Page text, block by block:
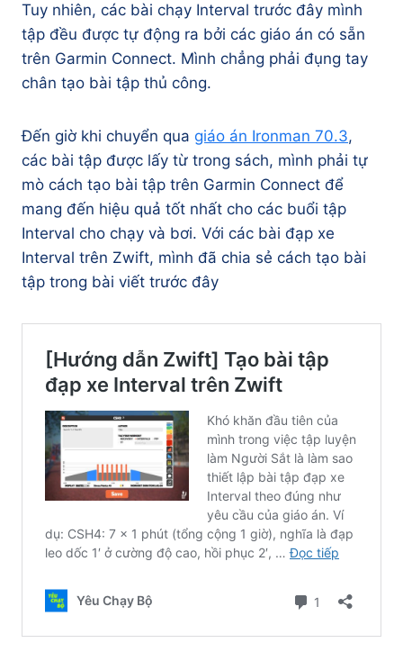
Tuy nhiên, các bài chạy Interval trước đây mình
tập đều được tự động ra bởi các giáo án có sẵn
trên Garmin Connect. Mình chẳng phải đụng tay
chân tạo bài tập thủ công.
Đến giờ khi chuyển qua giáo án Ironman 70.3,
các bài tập được lấy từ trong sách, mình phải tự
mò cách tạo bài tập trên Garmin Connect để
mang đến hiệu quả tốt nhất cho các buổi tập
Interval cho chạy và bơi. Với các bài đạp xe
Interval trên Zwift, mình đã chia sẻ cách tạo bài
tập trong bài viết trước đây